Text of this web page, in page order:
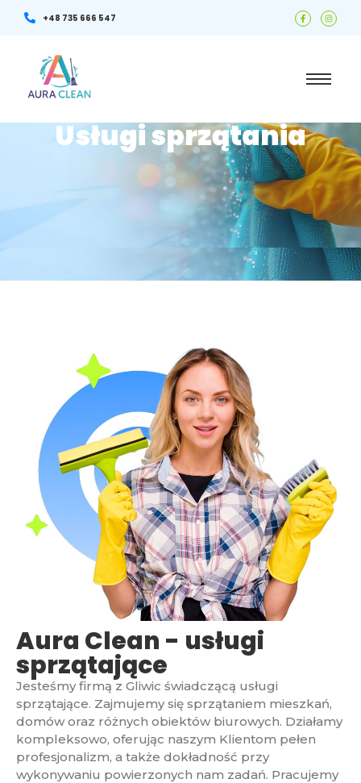
+48 735 666 547
Usługi sprzątania
Aura Clean - usługi
sprzątające
Jesteśmy firmą z Gliwic świadczącą usługi
sprzątające. Zajmujemy się sprzątaniem mieszkań,
domów oraz różnych obiektów biurowych. Działamy
kompleksowo, oferując naszym Klientom pełen
profesjonalizm, a także dokładność przy
wykonywaniu powierzonych nam zadań. Pracujemy